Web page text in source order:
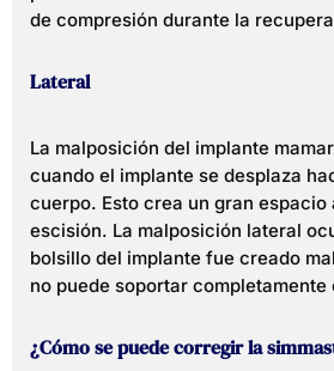
de compresión durante la
Lateral
La malposición del implante
cuando el implante se desplaza
cuerpo. Esto crea un gran espacio
escisión. La malposición lateral
bolsillo del implante fue creado
no puede soportar completamente
¿Cómo se puede corregir la